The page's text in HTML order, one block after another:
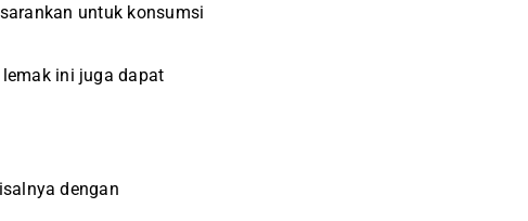
untuk konsumsi
ini juga dapat
dengan